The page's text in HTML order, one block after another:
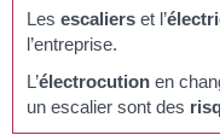
Lesescaliers et l’
l’entreprise.
L’électrocution en
un escalier sont des